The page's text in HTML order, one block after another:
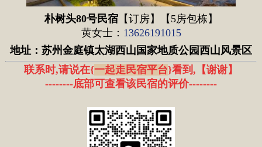
朴树头80号民宿【订房】【5房包栋】
黄女士： 13626191015
地址： 苏州金庭镇太湖西山国家地质公园西山风景区
联系时,请说在{一起走民宿平台}看到, 【谢谢】
--------底部可查看该民宿的评价--------